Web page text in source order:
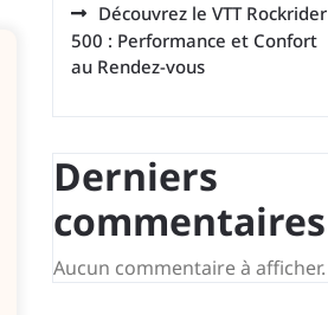
Découvrez le VTT Rockrider
500 : Performance et Confort
au Rendez-vous
Derniers
commentaires
Aucun commentaire à afficher.